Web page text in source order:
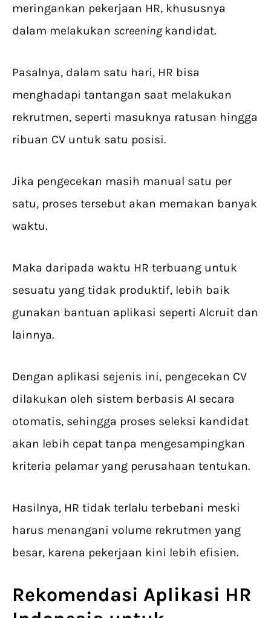
meringankan pekerjaan HR, khususnya
dalam melakukan screening kandidat.
Pasalnya, dalam satu hari, HR bisa
menghadapi tantangan saat melakukan
rekrutmen, seperti masuknya ratusan hingga
ribuan CV untuk satu posisi.
Jika pengecekan masih manual satu per
satu, proses tersebut akan memakan banyak
waktu.
Maka daripada waktu HR terbuang untuk
sesuatu yang tidak produktif, lebih baik
gunakan bantuan aplikasi seperti Alcruit dan
lainnya.
Dengan aplikasi sejenis ini, pengecekan CV
dilakukan oleh sistem berbasis AI secara
otomatis, sehingga proses seleksi kandidat
akan lebih cepat tanpa mengesampingkan
kriteria pelamar yang perusahaan tentukan.
Hasilnya, HR tidak terlalu terbebani meski
harus menangani volume rekrutmen yang
besar, karena pekerjaan kini lebih efisien.
Rekomendasi Aplikasi HR